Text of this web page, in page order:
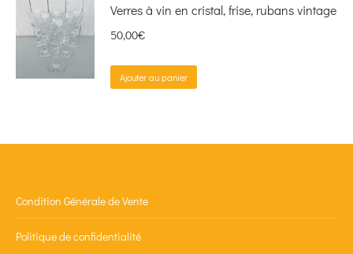
Verres à vin en cristal, frise, rubans vintage
50,00€
Ajouter au panier
Condition Générale de Vente
Politique de confidentialité